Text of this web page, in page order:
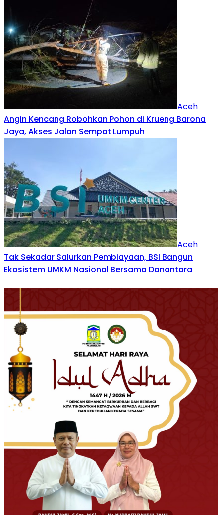
Aceh
Angin Kencang Robohkan Pohon di Krueng Barona
Jaya, Akses Jalan Sempat Lumpuh
Aceh
Tak Sekadar Salurkan Pembiayaan, BSI Bangun
Ekosistem UMKM Nasional Bersama Danantara